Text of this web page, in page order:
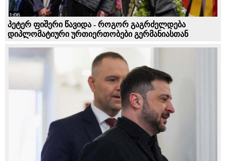
პეტერ ფიშერი წავიდა - როგორ გაგრძელდება
დიპლომატიური ურთიერთობები გერმანიასთან